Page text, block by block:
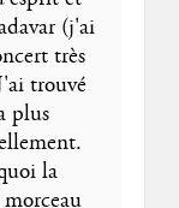
(j'ai
très
trouvé
plus
la